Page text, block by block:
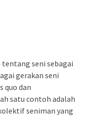
tentang seni sebagai
gerakan seni
quo dan
satu contoh adalah
seniman yang